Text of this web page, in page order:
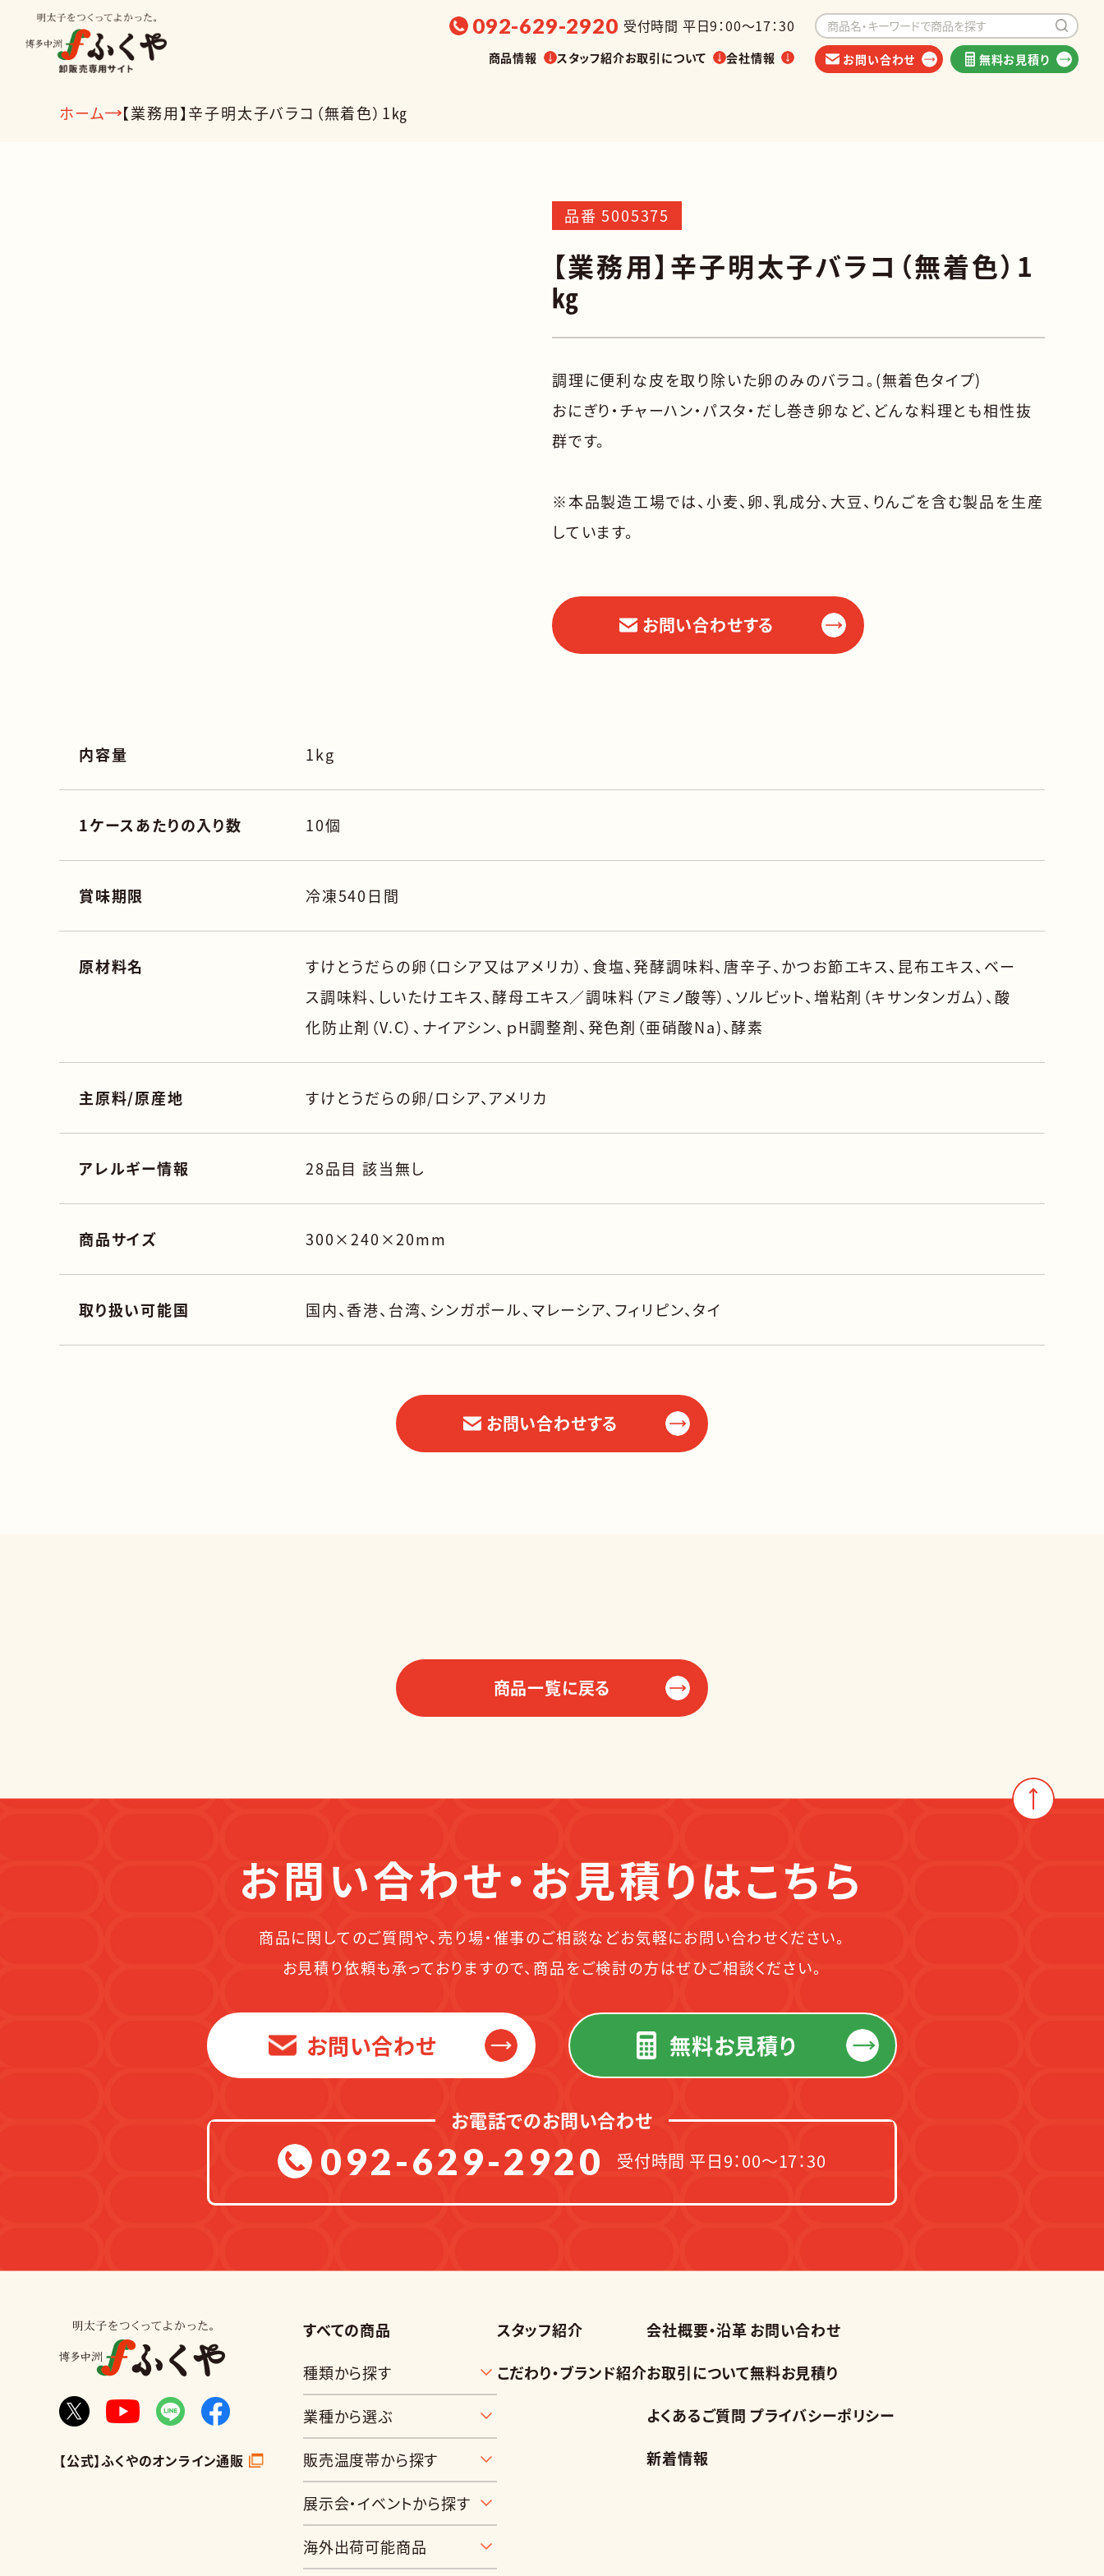
092-629-2920 受付時間 平日9：00～17：30
商品情報
販売温度帯から探す 展示会・イベントから探す
缶詰
スタッフ紹介お取引について 会社情報 お問い合わせ 無料お見積り
ホーム 【業務用】辛子明太子バラコ（無着色）1㎏
品番 5005375
【業務用】辛子明太子バラコ（無着色）1
㎏
調理に便利な皮を取り除いた卵のみのバラコ。(無着色タイプ)
おにぎり・チャーハン・パスタ・だし巻き卵など、どんな料理とも相性抜
群です。
※本品製造工場では、小麦、卵、乳成分、大豆、りんごを含む製品を生産
しています。
お問い合わせする
内容量 1kg
1ケースあたりの入り数 10個
賞味期限 冷凍540日間
原材料名
すけとうだらの卵（ロシア又はアメリカ）、食塩、発酵調味料、唐辛子、かつお節エキス、昆布エキス、ベー
ス調味料、しいたけエキス、酵母エキス／調味料（アミノ酸等）、ソルビット、増粘剤（キサンタンガム）、酸
化防止剤（V.C）、ナイアシン、ｐH調整剤、発色剤（亜硝酸Na)、酵素
主原料/原産地 すけとうだらの卵/ロシア、アメリカ
アレルギー情報 28品目 該当無し
商品サイズ 300×240×20mm
取り扱い可能国 国内、香港、台湾、シンガポール、マレーシア、フィリピン、タイ
お問い合わせする
商品一覧に戻る
お問い合わせ・お見積りはこちら
商品に関してのご質問や、売り場・催事のご相談などお気軽にお問い合わせください。
お見積り依頼も承っておりますので、商品をご検討の方はぜひご相談ください。
お問い合わせ 無料お見積り
お電話でのお問い合わせ
092-629-2920 受付時間 平日9：00～17：30
【公式】ふくやのオンライン通販
すべての商品
種類から探す
業種から選ぶ
販売温度帯から探す
展示会・イベントから探す
海外出荷可能商品
スタッフ紹介
こだわり・ブランド紹介
会社概要・沿革
お取引について
よくあるご質問
新着情報
お問い合わせ
無料お見積り
プライバシーポリシー